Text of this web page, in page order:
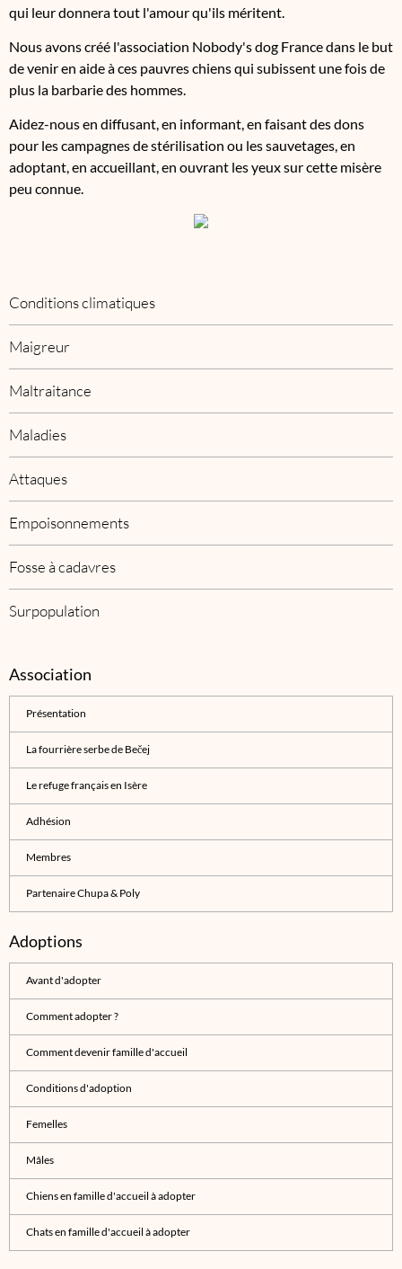
qui leur donnera tout l'amour qu'ils méritent.
Nous avons créé l'association Nobody's dog France dans le but
de venir en aide à ces pauvres chiens qui subissent une fois de
plus la barbarie des hommes.
Aidez-nous en diffusant, en informant, en faisant des dons
pour les campagnes de stérilisation ou les sauvetages, en
adoptant, en accueillant, en ouvrant les yeux sur cette misère
peu connue.
Conditions climatiques
Maigreur
Maltraitance
Maladies
Attaques
Empoisonnements
Fosse à cadavres
Surpopulation
Association
Présentation
La fourrière serbe de Bečej
Le refuge français en Isère
Adhésion
Membres
Partenaire Chupa & Poly
Adoptions
Avant d'adopter
Comment adopter ?
Comment devenir famille d'accueil
Conditions d'adoption
Femelles
Mâles
Chiens en famille d'accueil à adopter
Chats en famille d'accueil à adopter